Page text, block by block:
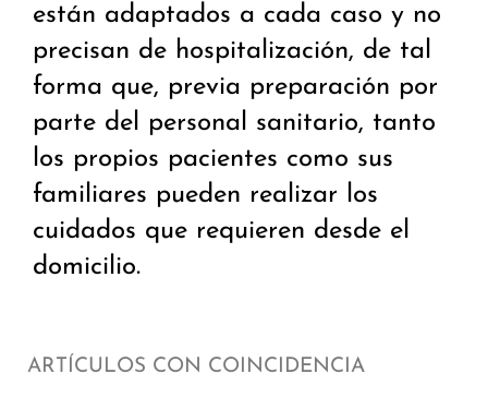
están adaptados a cada caso y no
precisan de hospitalización, de tal
forma que, previa preparación por
parte del personal sanitario, tanto
los propios pacientes como sus
familiares pueden realizar los
cuidados que requieren desde el
domicilio.
ARTÍCULOS CON COINCIDENCIA